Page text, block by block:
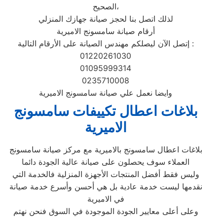
الصحيح،
لذلك اتصل بنا لحجز صيانة جهازك المنزلي
أرقام صيانة سامسونج الاميرية
إتصل الآن ليصلكم مهندس الصيانة على الأرقام التالية :
01220261030
01095999314
0235710008
وايضا نعمل علي صيانة سامسونج الاميرية
بلاغات اعطال تكييفات سامسونج
الاميرية
بلاغات اعطال سامسونج بالاميرية مع مركز صيانة سامسونج
العملاء سوف يحصلون على صيانة عالية الجودة دائما
وليس فقط أفضل المنتجات الأجهزة المنزلية فالخدمة التي
نقدمها ليست خدمة عادية بل هي أحسن وأسرع خدمة صيانة
في الاميرية
وعلى أعلى معايير الجودة الموجودة في السوق فنحن نهتم